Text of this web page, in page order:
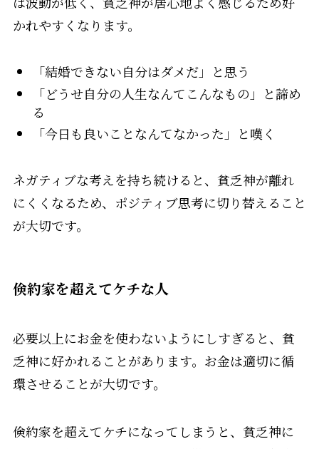
かれやすくなります。
「結婚できない自分はダメだ」と思う
「どうせ自分の人生なんてこんなもの」と諦め
る
「今日も良いことなんてなかった」と嘆く
ネガティブな考えを持ち続けると、貧乏神が離れ
にくくなるため、ポジティブ思考に切り替えること
が大切です。
倹約家を超えてケチな人
必要以上にお金を使わないようにしすぎると、貧
乏神に好かれることがあります。お金は適切に循
環させることが大切です。
倹約家を超えてケチになってしまうと、貧乏神に